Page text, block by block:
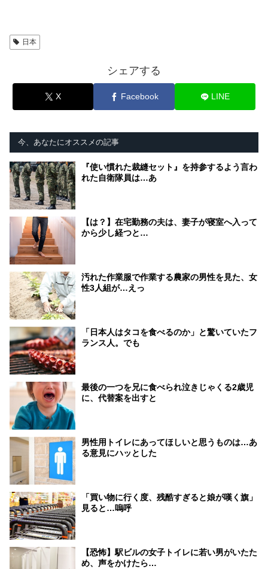
日本
シェアする
X Facebook LINE
今、あなたにオススメの記事
『使い慣れた裁縫セット』を持参するよう言わ
れた自衛隊員は…あ
【は？】在宅勤務の夫は、妻子が寝室へ入って
から少し経つと…
汚れた作業服で作業する農家の男性を見た、女
性3人組が…えっ
「日本人はタコを食べるのか」と驚いていたフ
ランス人。でも
最後の一つを兄に食べられ泣きじゃくる2歳児
に、代替案を出すと
男性用トイレにあってほしいと思うものは…あ
る意見にハッとした
「買い物に行く度、残酷すぎると娘が嘆く旗」
見ると…嗚呼
【恐怖】駅ビルの女子トイレに若い男がいたた
め、声をかけたら…